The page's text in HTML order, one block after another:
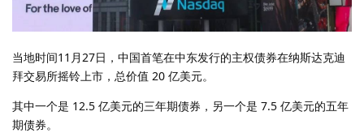
当地时间11月27日，中国首笔在中东发行的主权债券在纳斯达克迪
拜交易所摇铃上市，总价值 20 亿美元。
其中一个是 12.5 亿美元的三年期债券，另一个是 7.5 亿美元的五年
期债券。